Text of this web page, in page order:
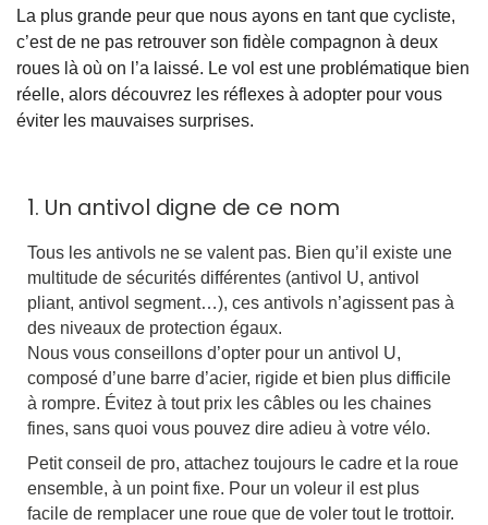
La plus grande peur que nous ayons en tant que cycliste,
c’est de ne pas retrouver son fidèle compagnon à deux
roues là où on l’a laissé. Le vol est une problématique bien
réelle, alors découvrez les réflexes à adopter pour vous
éviter les mauvaises surprises.
1. Un antivol digne de ce nom
Tous les antivols ne se valent pas. Bien qu’il existe une
multitude de sécurités différentes (antivol U, antivol
pliant, antivol segment…), ces antivols n’agissent pas à
des niveaux de protection égaux.
Nous vous conseillons d’opter pour un antivol U,
composé d’une barre d’acier, rigide et bien plus difficile
à rompre. Évitez à tout prix les câbles ou les chaines
fines, sans quoi vous pouvez dire adieu à votre vélo.
Petit conseil de pro, attachez toujours le cadre et la roue
ensemble, à un point fixe. Pour un voleur il est plus
facile de remplacer une roue que de voler tout le trottoir.